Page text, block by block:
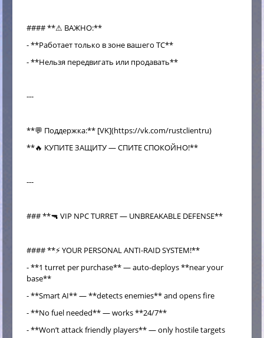
#### **⚠ ВАЖНО:**
- **Работает только в зоне вашего TC**
- **Нельзя передвигать или продавать**
---
**💬 Поддержка:** [VK](https://vk.com/rustclientru)
**🔥 КУПИТЕ ЗАЩИТУ — СПИТЕ СПОКОЙНО!**
---
### **🔫 VIP NPC TURRET — UNBREAKABLE DEFENSE**
#### **⚡ YOUR PERSONAL ANTI-RAID SYSTEM!**
- **1 turret per purchase** — auto-deploys **near your
base**
- **Smart AI** — **detects enemies** and opens fire
- **No fuel needed** — works **24/7**
- **Won’t attack friendly players** — only hostile targets